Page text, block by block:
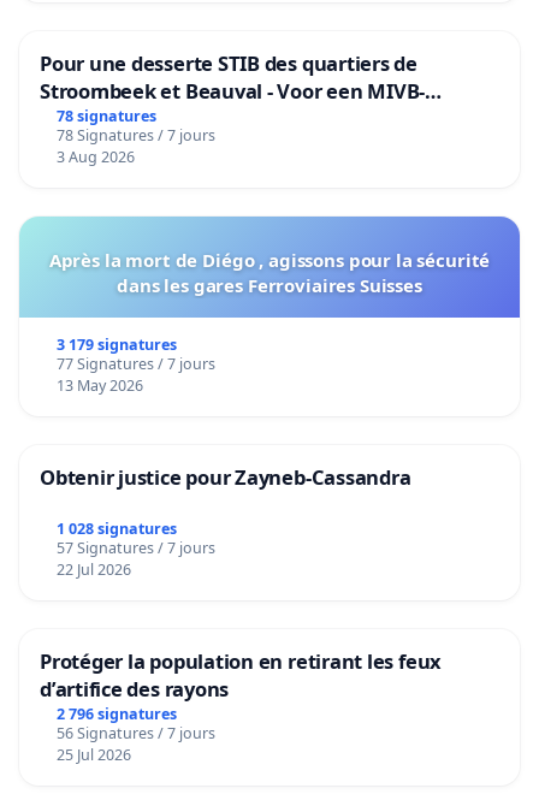
Pour une desserte STIB des quartiers de
Stroombeek et Beauval - Voor een MIVB-
bediening van de wijken Strombeek en Het
Voor
78 signatures
78 Signatures / 7 jours
3 Aug 2026
Après la mort de Diégo , agissons pour la sécurité
dans les gares Ferroviaires Suisses
3 179 signatures
77 Signatures / 7 jours
13 May 2026
Obtenir justice pour Zayneb-Cassandra
1 028 signatures
57 Signatures / 7 jours
22 Jul 2026
Protéger la population en retirant les feux
d’artifice des rayons
2 796 signatures
56 Signatures / 7 jours
25 Jul 2026